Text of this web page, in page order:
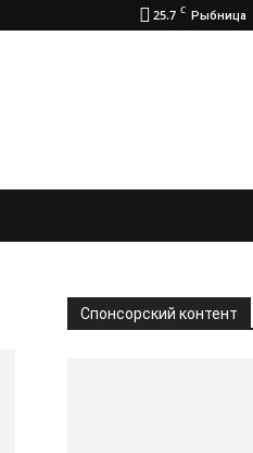
25.7 C Рыбница
Спонсорский контент